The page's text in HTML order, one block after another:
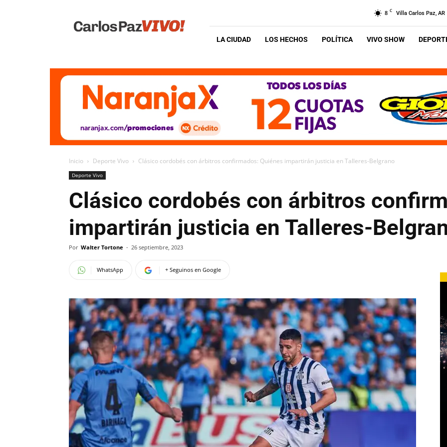
Vivo
8 C Villa Carlos Paz, AR
LA CIUDAD LOS HECHOS POLÍTICA VIVO SHOW
Inicio Deporte Vivo Clásico cordobés con árbitros confirmados: Quiénes impartirán justicia en Talleres-Belgrano
Deporte Vivo
Clásico cordobés con árbitros
impartirán justicia en Talleres-
Por Walter Tortone - 26 septiembre, 2023
WhatsApp + Seguinos en Google